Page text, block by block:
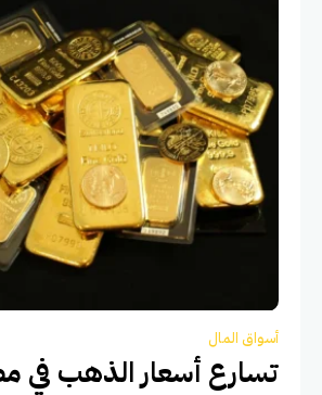
أسواق المال
تسارع أسعار الذهب في